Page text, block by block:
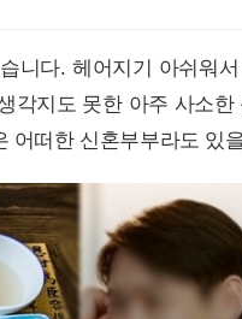
니다. 헤어지기 아쉬워
각지도 못한 아주 사소
어떠한 신혼부부라도 있